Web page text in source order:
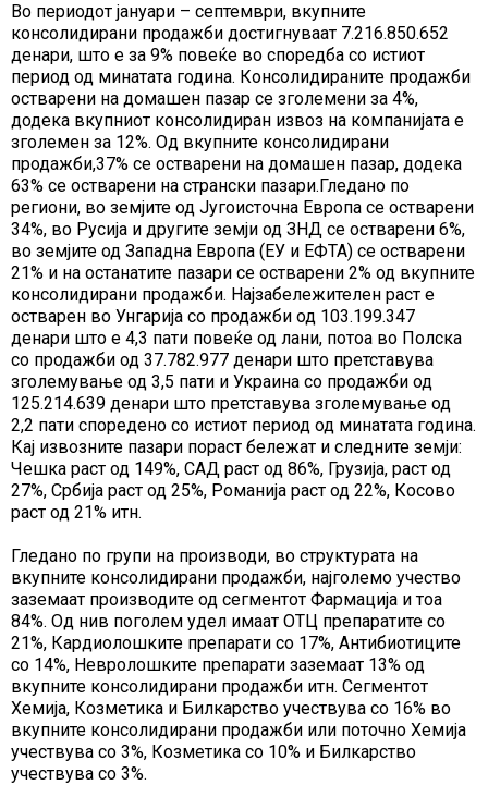
Во периодот јануари – септември, вкупните
консолидирани продажби достигнуваат 7.216.850.652
денари, што е за 9% повеќе во споредба со истиот
период од минатата година. Консолидираните продажби
остварени на домашен пазар се зголемени за 4%,
додека вкупниот консолидиран извоз на компанијата е
зголемен за 12%. Од вкупните консолидирани
продажби,37% се остварени на домашен пазар, додека
63% се остварени на странски пазари.Гледано по
региони, во земјите од Југоисточна Европа се остварени
34%, во Русија и другите земји од ЗНД се остварени 6%,
во земјите од Западна Европа (ЕУ и ЕФТА) се остварени
21% и на останатите пазари се остварени 2% од вкупните
консолидирани продажби. Најзабележителен раст е
остварен во Унгарија со продажби од 103.199.347
денари што е 4,3 пати повеќе од лани, потоа во Полска
со продажби од 37.782.977 денари што претставува
зголемување од 3,5 пати и Украина со продажби од
125.214.639 денари што претставува зголемување од
2,2 пати споредено со истиот период од минатата година.
Кај извозните пазари пораст бележат и следните земји:
Чешка раст од 149%, САД раст од 86%, Грузија, раст од
27%, Србија раст од 25%, Романија раст од 22%, Косово
раст од 21% итн.
Гледано по групи на производи, во структурата на
вкупните консолидирани продажби, најголемо учество
заземаат производите од сегментот Фармација и тоа
84%. Од нив поголем удел имаат ОТЦ препаратите со
21%, Кардиолошките препарати со 17%, Антибиотиците
со 14%, Невролошките препарати заземаат 13% од
вкупните консолидирани продажби итн. Сегментот
Хемија, Козметика и Билкарство учествува со 16% во
вкупните консолидирани продажби или поточно Хемија
учествува со 3%, Козметика со 10% и Билкарство
учествува со 3%.